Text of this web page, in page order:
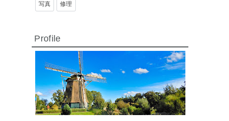
写真 修理
Profile